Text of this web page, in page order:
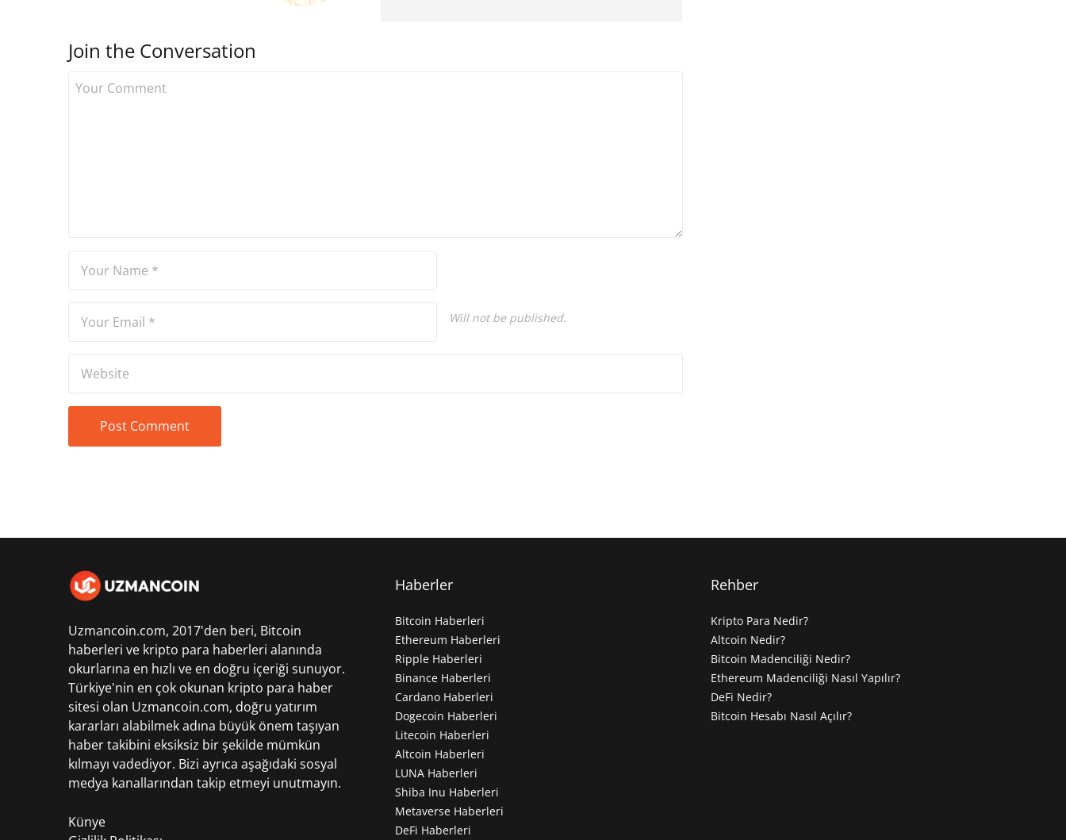
Join the Conversation
Will not be published.
Uzmancoin.com, 2017'den beri, Bitcoin
haberleri ve kripto para haberleri alanında
okurlarına en hızlı ve en doğru içeriği sunuyor.
Türkiye'nin en çok okunan kripto para haber
sitesi olan Uzmancoin.com, doğru yatırım
kararları alabilmek adına büyük önem taşıyan
haber takibini eksiksiz bir şekilde mümkün
kılmayı vadediyor. Bizi ayrıca aşağıdaki sosyal
medya kanallarından takip etmeyi unutmayın.
Künye
Haberler
Bitcoin Haberleri
Ethereum Haberleri
Ripple Haberleri
Binance Haberleri
Cardano Haberleri
Dogecoin Haberleri
Litecoin Haberleri
Altcoin Haberleri
LUNA Haberleri
Shiba Inu Haberleri
Metaverse Haberleri
DeFi Haberleri
Rehber
Kripto Para Nedir?
Altcoin Nedir?
Bitcoin Madenciliği Nedir?
Ethereum Madenciliği Nasıl Yapılır?
DeFi Nedir?
Bitcoin Hesabı Nasıl Açılır?